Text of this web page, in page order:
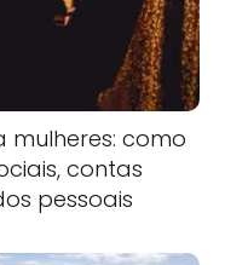
mulheres: como
contas
pessoais